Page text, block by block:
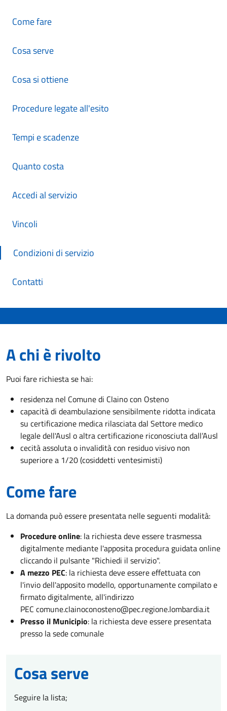
Come fare
Cosa serve
Cosa si ottiene
Procedure legate all'esito
Tempi e scadenze
Quanto costa
Accedi al servizio
Vincoli
Condizioni di servizio
Contatti
A chi è rivolto
Puoi fare richiesta se hai:
residenza nel Comune di Claino con Osteno
capacità di deambulazione sensibilmente ridotta indicata
su certificazione medica rilasciata dal Settore medico
legale dell'Ausl o altra certificazione riconosciuta dall’Ausl
cecità assoluta o invalidità con residuo visivo non
superiore a 1/20 (cosiddetti ventesimisti)
Come fare
La domanda può essere presentata nelle seguenti modalità:
Procedure online: la richiesta deve essere trasmessa
digitalmente mediante l'apposita procedura guidata online
cliccando il pulsante "Richiedi il servizio".
A mezzo PEC: la richiesta deve essere effettuata con
l'invio dell'apposito modello, opportunamente compilato e
firmato digitalmente, all'indirizzo
PEC comune.clainoconosteno@pec.regione.lombardia.it
Presso il Municipio: la richiesta deve essere presentata
presso la sede comunale
Cosa serve
Seguire la lista;